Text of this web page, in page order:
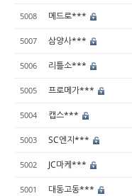
5008 메드로***
5007 삼양사***
5006 리틀소***
5005 프로메가***
5004 캡스***
5003 SC엔지***
5002 JC마케***
5001 대동고동***